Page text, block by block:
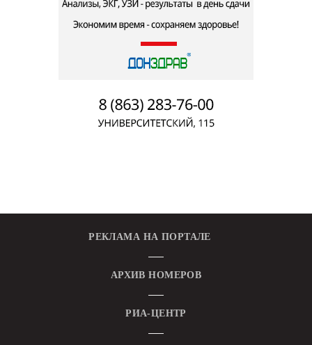
РЕКЛАМА НА ПОРТАЛЕ
АРХИВ НОМЕРОВ
РИА-ЦЕНТР